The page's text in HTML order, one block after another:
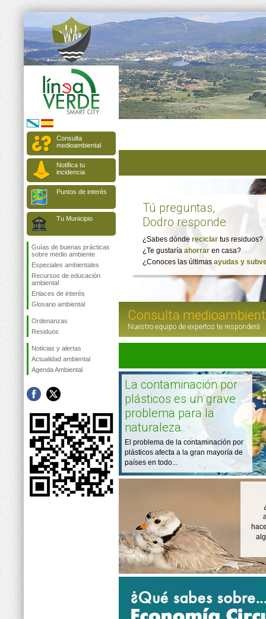
Consulta
medioambiental
Notifica tu
incidencia
Puntos de interés
Tu Municipio
Guías de buenas prácticas
sobre medio ambiente
Especiales ambientales
Recursos de educación
ambiental
Enlaces de interés
Glosario ambiental
Ordenanzas
Residuos
Noticias y alertas
Actualidad ambiental
Agenda Ambiental
Tú preguntas,
Dodro responde
¿Sabes dónde reciclar tus residuos?
¿Te gustaría ahorrar en casa?
¿Conoces las últimas ayudas y
Consulta
Nuestro equipo de expertos te responderá
La contaminación por
plásticos es un grave
problema para la
naturaleza
El problema de la contaminación por
plásticos afecta a la gran mayoría de
países en todo...